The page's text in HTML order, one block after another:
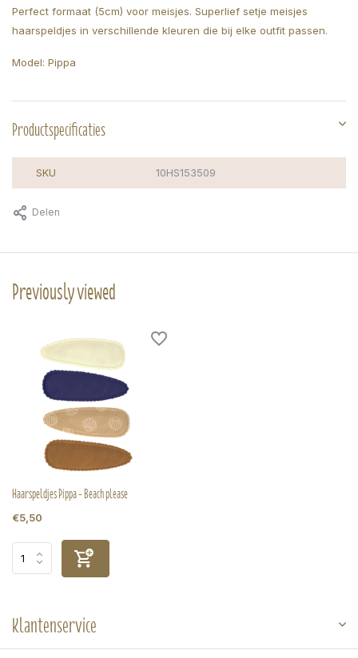
Perfect formaat (5cm) voor meisjes. Superlief setje meisjes
haarspeldjes in verschillende kleuren die bij elke outfit passen.
Model: Pippa
Productspecificaties
SKU 10HS153509
Delen
Previously viewed
Haarspeldjes Pippa - Beach please
€5,50
Klantenservice